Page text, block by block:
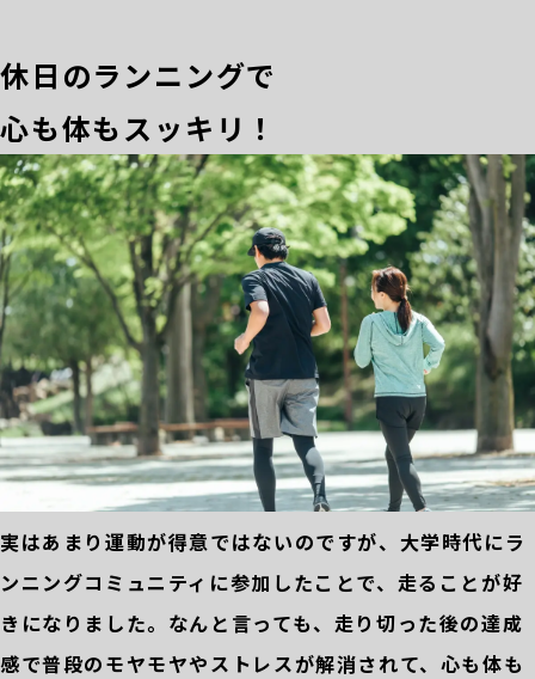
休日のランニングで
心も体もスッキリ！
実はあまり運動が得意ではないのですが、大学時代にラ
ンニングコミュニティに参加したことで、走ることが好
きになりました。なんと言っても、走り切った後の達成
感で普段のモヤモヤやストレスが解消されて、心も体も